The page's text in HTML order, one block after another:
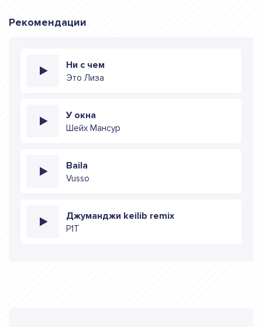
Рекомендации
Ни с чем
Это Лиза
У окна
Шейх Мансур
Baila
Vusso
Джуманджи keilib remix
P1T